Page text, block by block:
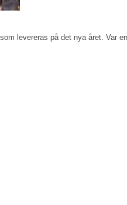
levereras på det nya året. Var